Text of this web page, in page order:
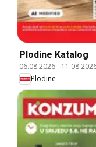
Plodine Katalog
06.08.2026-
Plodine